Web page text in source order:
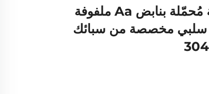
مُخاطات شحن بطارية مُحمّلة بنابض Aa ملفوفة
سلبي مخصصة من سبائك